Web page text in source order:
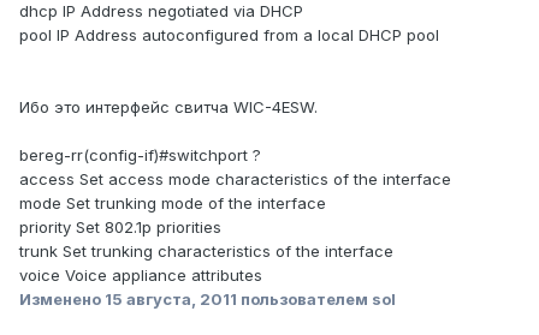
dhcp IP Address negotiated via DHCP
pool IP Address autoconfigured from a local DHCP pool
Ибо это интерфейс свитча WIC-4ESW.
bereg-rr(config-if)#switchport ?
access Set access mode characteristics of the interface
mode Set trunking mode of the interface
priority Set 802.1p priorities
trunk Set trunking characteristics of the interface
voice Voice appliance attributes
Изменено 15 августа, 2011 пользователем sol